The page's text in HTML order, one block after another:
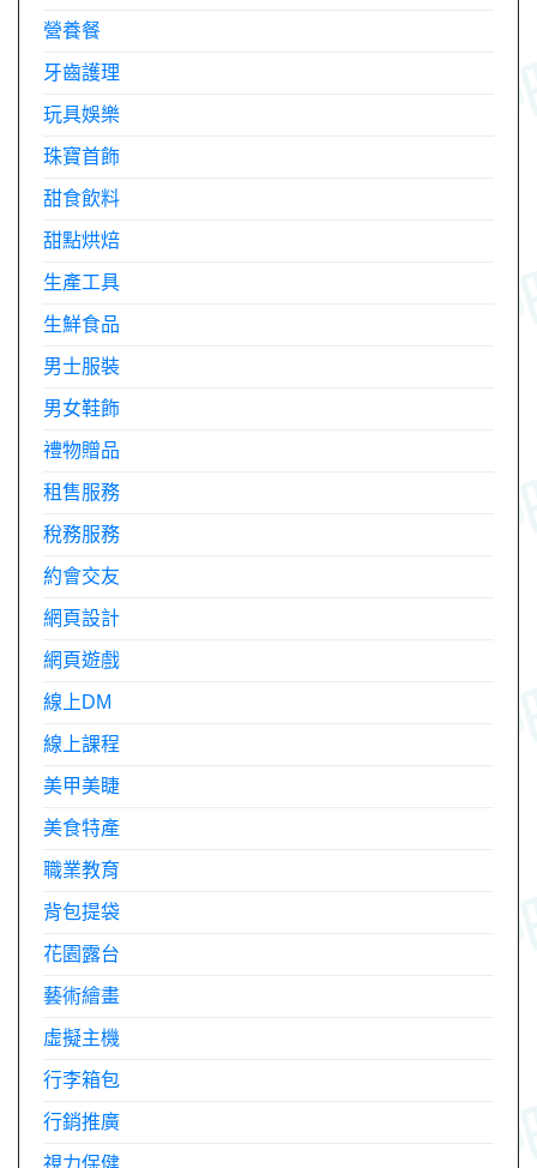
營養餐
牙齒護理
玩具娛樂
珠寶首飾
甜食飲料
甜點烘焙
生產工具
生鮮食品
男士服裝
男女鞋飾
禮物贈品
租售服務
稅務服務
約會交友
網頁設計
網頁遊戲
線上DM
線上課程
美甲美睫
美食特產
職業教育
背包提袋
花園露台
藝術繪畫
虛擬主機
行李箱包
行銷推廣
視力保健